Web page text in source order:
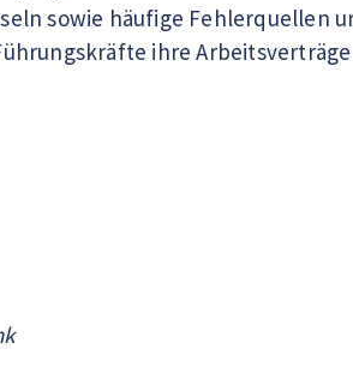
sowie häufige Fehlerquellen
ihre